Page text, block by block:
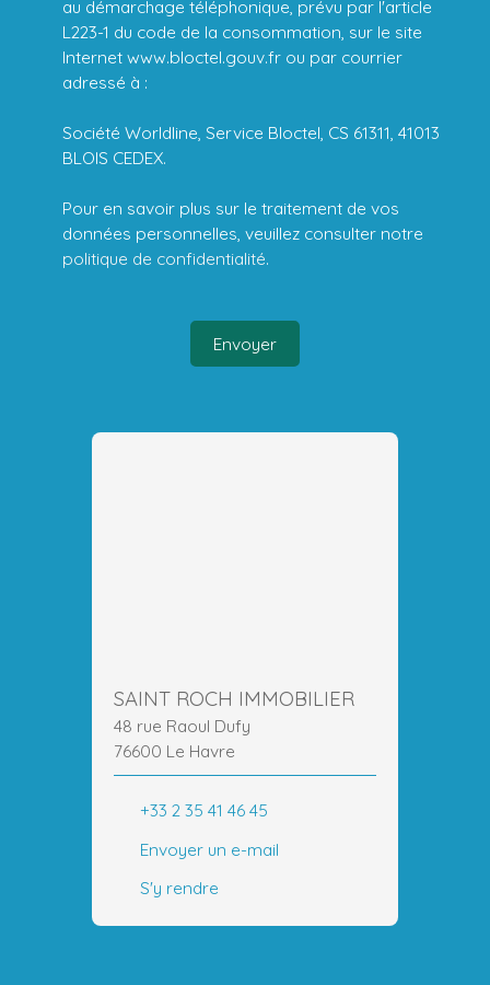
au démarchage téléphonique, prévu par l'article
L223-1 du code de la consommation, sur le site
Internet www.bloctel.gouv.fr ou par courrier
adressé à :
Société Worldline, Service Bloctel, CS 61311, 41013
BLOIS CEDEX.
Pour en savoir plus sur le traitement de vos
données personnelles, veuillez consulter notre
politique de confidentialité.
Envoyer
SAINT ROCH IMMOBILIER
48 rue Raoul Dufy
76600 Le Havre
+33 2 35 41 46 45
Envoyer un e-mail
S'y rendre